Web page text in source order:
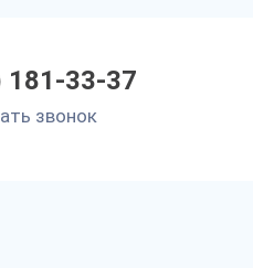
181-33-37
звонок